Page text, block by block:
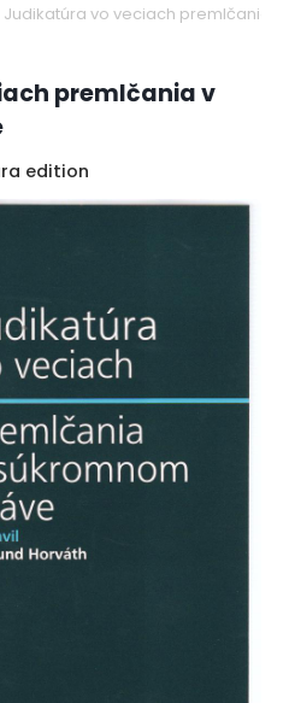
Judikatúra vo veciach premlčania
premlčania v
edition